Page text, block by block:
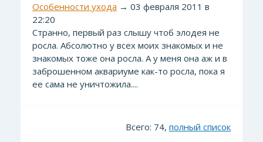
Особенности ухода → 03 февраля 2011 в
22:20
Странно, первый раз слышу чтоб элодея не
росла. Абсолютно у всех моих знакомых и не
знакомых тоже она росла. А у меня она аж и в
заброшенном аквариуме как-то росла, пока я
ее сама не уничтожила....
Всего: 74, полный список